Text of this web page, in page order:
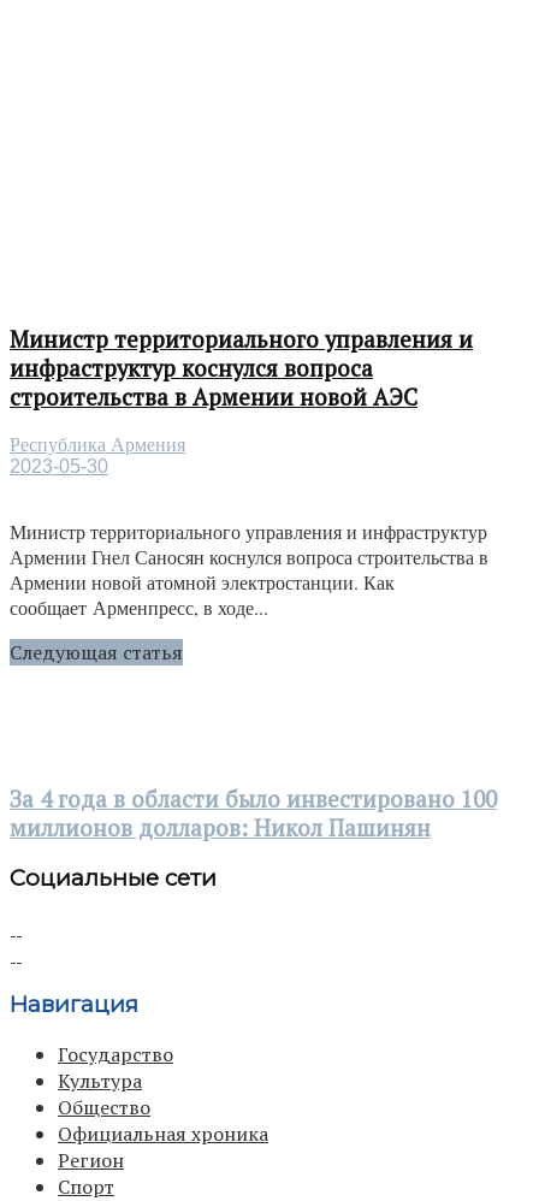
Министр территориального управления и
инфраструктур коснулся вопроса
строительства в Армении новой АЭС
Республика Армения
2023-05-30
Министр территориального управления и инфраструктур
Армении Гнел Саносян коснулся вопроса строительства в
Армении новой атомной электростанции. Как
сообщает Арменпресс, в ходе...
Следующая статья
За 4 года в области было инвестировано 100
миллионов долларов: Никол Пашинян
Социальные сети
Навигация
Государство
Культура
Общество
Официальная хроника
Регион
Спорт